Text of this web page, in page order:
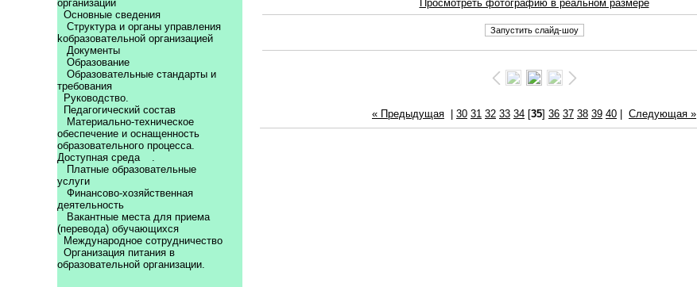
организации
Основные сведения
Структура и органы управления
kобразовательной организацией
Документы
Образование
Образовательные стандарты и
требования
Руководство.
Педагогический состав
Материально-техническое
обеспечение и оснащенность
образовательного процесса.
Доступная среда
.
Платные образовательные
услуги
Финансово-хозяйственная
деятельность
Вакантные места для приема
(перевода) обучающихся
Международное сотрудничество
Организация питания в
образовательной организации.
Просмотреть фотографию в реальном размере
« Предыдущая 30 31 32 33 34 [35] 36 37 38 39 40 Следующая »